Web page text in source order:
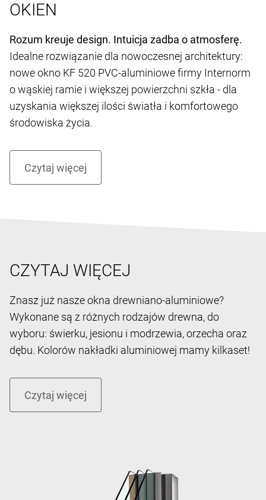
OKIEN
Rozum kreuje design. Intuicja zadba o atmosferę.
Idealne rozwiązanie dla nowoczesnej architektury:
nowe okno KF 520 PVC-aluminiowe firmy Internorm
o wąskiej ramie i większej powierzchni szkła - dla
uzyskania większej ilości światła i komfortowego
środowiska życia.
CZYTAJ WIĘCEJ
Znasz już nasze okna drewniano-aluminiowe?
Wykonane są z różnych rodzajów drewna, do
wyboru: świerku, jesionu i modrzewia, orzecha oraz
dębu. Kolorów nakładki aluminiowej mamy kilkaset!